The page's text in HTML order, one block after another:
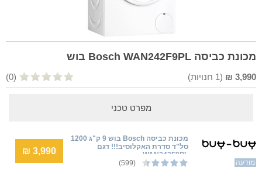
מכונת כביסה Bosch WAN242F9PL בוש
3,990
₪
(
1 חנויות) (0)
מפרט טכני
מודעה
מכונת כביסה Bosch בוש 9 ק"ג 1200
סל"ד סדרת האקלוסיב!!! דגם
WAN242F9PL
(599)
3,990 ₪